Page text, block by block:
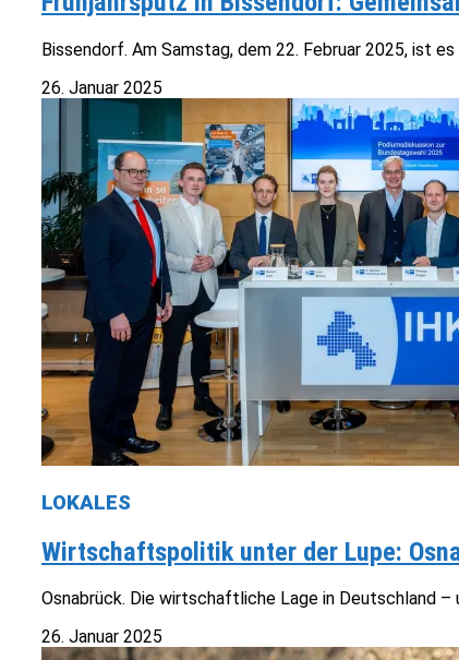
Bissendorf. Am Samstag, dem 22. Februar 2025, ist
26. Januar 2025
LOKALES
Wirtschaftspolitik unter der Lupe:
Osnabrück. Die wirtschaftliche Lage in Deutschland –
26. Januar 2025